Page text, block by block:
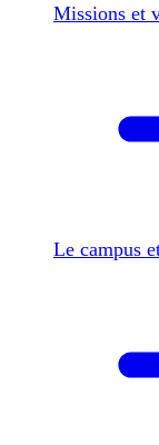
Missions et
Le campus